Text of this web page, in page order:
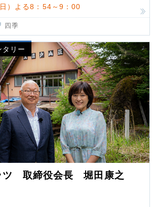
）よる8：54～9：00
四季
タリー
ツ 取締役会長 堀田康之
浮かんだ八ヶ岳 山小屋を営